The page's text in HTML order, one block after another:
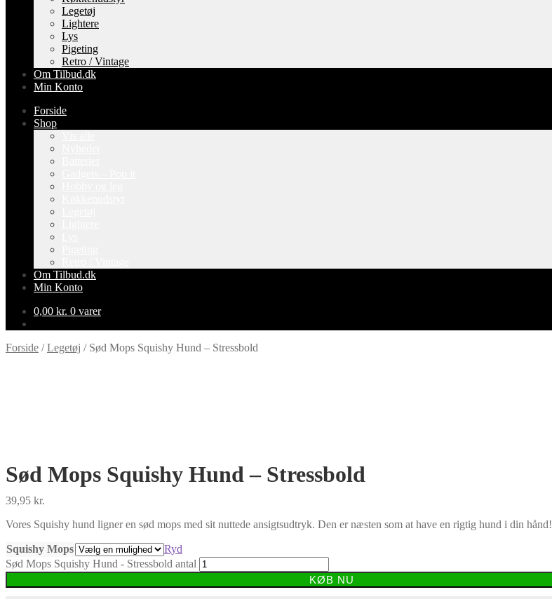
Legetøj
Lightere
Lys
Pigeting
Retro / Vintage
Om Tilbud.dk
Min Konto
Forside
Shop
Om Tilbud.dk
Min Konto
0,00 kr. 0 varer
Forside /Legetøj / Sød Mops Squishy Hund – Stressbold
-100%
Sød Mops Squishy Hund – Stressbold
39,95 kr.
Vores Squishy hund ligner en sød mops med sit nuttede ansigtsudtryk. Den er næsten som at have en rigtig hund i din hånd!
Squishy Mops
Ryd
Sød Mops Squishy Hund - Stressbold antal
KØB NU